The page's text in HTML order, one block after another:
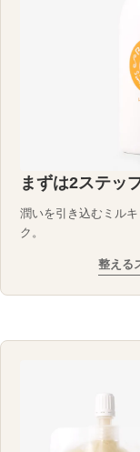
まずは2ステッ
潤いを引き込むミル
ク。
整える